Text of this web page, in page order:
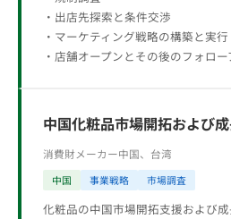
・出店先探索と条件交渉
・マーケティング戦略の構築と実行
・店舗オープンとその後のフォロ
中国化粧品市場開拓および
消費財メーカー中国、台湾
中国 事業戦略 市場調査
化粧品の中国市場開拓支援および